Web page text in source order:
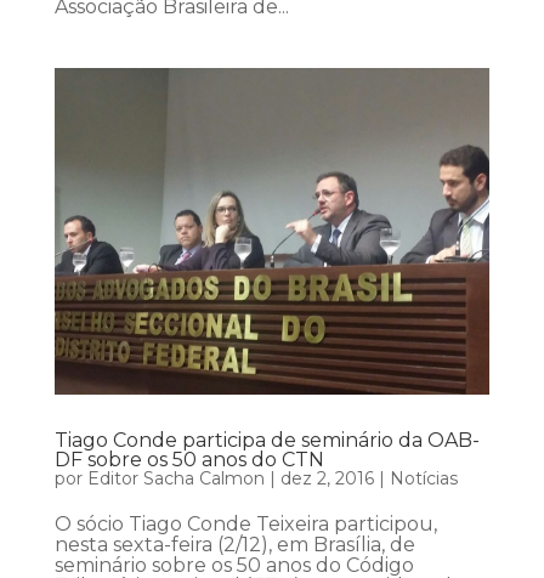
Associação Brasileira de...
Tiago Conde participa de seminário da OAB-
DF sobre os 50 anos do CTN
por Editor Sacha Calmon | dez 2, 2016| Notícias
O sócio Tiago Conde Teixeira participou,
nesta sexta-feira (2/12), em Brasília, de
seminário sobre os 50 anos do Código